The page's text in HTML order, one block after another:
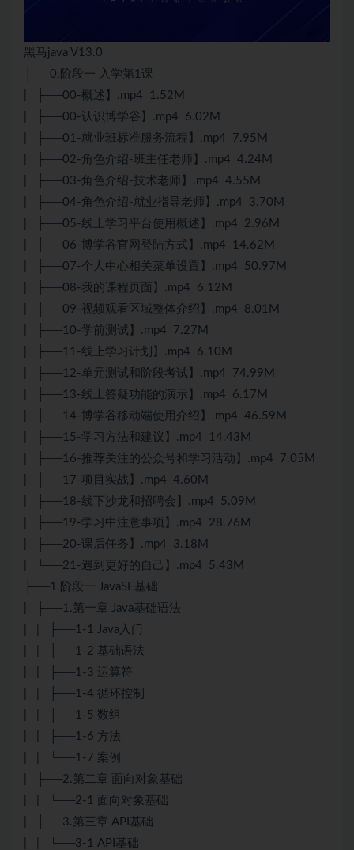
黑马java V13.0
├──0.阶段一 入学第1课
| ├──00-概述】.mp4 1.52M
| ├──00-认识博学谷】.mp4 6.02M
| ├──01-就业班标准服务流程】.mp4 7.95M
| ├──02-角色介绍-班主任老师】.mp4 4.24M
| ├──03-角色介绍-技术老师】.mp4 4.55M
| ├──04-角色介绍-就业指导老师】.mp4 3.70M
| ├──05-线上学习平台使用概述】.mp4 2.96M
| ├──06-博学谷官网登陆方式】.mp4 14.62M
| ├──07-个人中心相关菜单设置】.mp4 50.97M
| ├──08-我的课程页面】.mp4 6.12M
| ├──09-视频观看区域整体介绍】.mp4 8.01M
| ├──10-学前测试】.mp4 7.27M
| ├──11-线上学习计划】.mp4 6.10M
| ├──12-单元测试和阶段考试】.mp4 74.99M
| ├──13-线上答疑功能的演示】.mp4 6.17M
| ├──14-博学谷移动端使用介绍】.mp4 46.59M
| ├──15-学习方法和建议】.mp4 14.43M
| ├──16-推荐关注的公众号和学习活动】.mp4 7.05M
| ├──17-项目实战】.mp4 4.60M
| ├──18-线下沙龙和招聘会】.mp4 5.09M
| ├──19-学习中注意事项】.mp4 28.76M
| ├──20-课后任务】.mp4 3.18M
| └──21-遇到更好的自己】.mp4 5.43M
├──1.阶段一 JavaSE基础
| ├──1.第一章 Java基础语法
| | ├──1-1 Java入门
| | ├──1-2 基础语法
| | ├──1-3 运算符
| | ├──1-4 循环控制
| | ├──1-5 数组
| | ├──1-6 方法
| | └──1-7 案例
| ├──2.第二章 面向对象基础
| | └──2-1 面向对象基础
| ├──3.第三章 API基础
| | └──3-1 API基础